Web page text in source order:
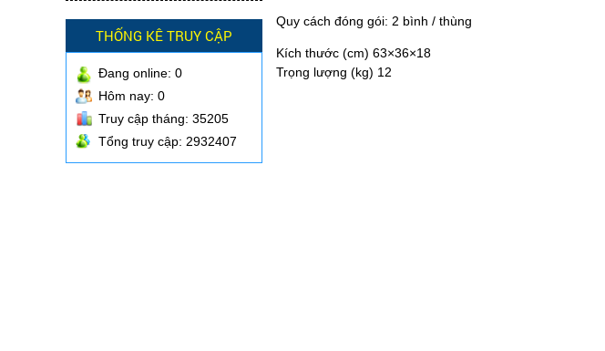
THỐNG KÊ TRUY CẬP
Đang online: 0
Hôm nay: 0
Truy cập tháng: 35205
Tổng truy cập: 2932407
Quy cách đóng gói: 2 bình / thùng
Kích thước (cm) 63×36×18
Trọng lượng (kg) 12